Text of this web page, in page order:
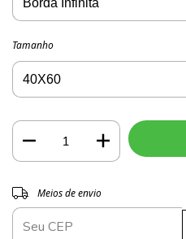
Tamanho
Entregas para o CEP:
Meios de envio